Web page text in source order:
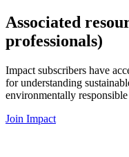
Associated
professionals)
Impact subscribers have
for understanding
environmentally responsible
Join Impact